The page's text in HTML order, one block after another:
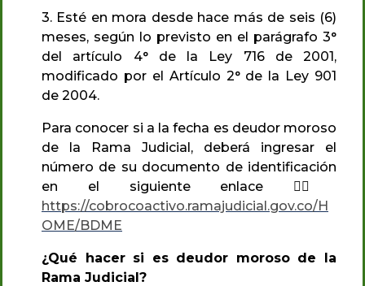
3. Esté en mora desde hace más de seis (6)
meses, según lo previsto en el parágrafo 3°
del artículo 4° de la Ley 716 de 2001,
modificado por el Artículo 2° de la Ley 901
de 2004.
Para conocer si a la fecha es deudor moroso
de la Rama Judicial, deberá ingresar el
número de su documento de identificación
en el siguiente enlace 👉🏼
https://cobrocoactivo.ramajudicial.gov.co/H
OME/BDME
¿Qué hacer si es deudor moroso de la
Rama Judicial?